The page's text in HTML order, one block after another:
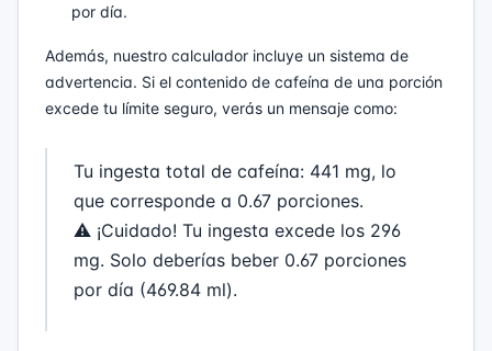
por día.
Además, nuestro calculador incluye un sistema de
advertencia. Si el contenido de cafeína de una porción
excede tu límite seguro, verás un mensaje como:
Tu ingesta total de cafeína: 441 mg, lo
que corresponde a 0.67 porciones.
⚠️ ¡Cuidado! Tu ingesta excede los 296
mg. Solo deberías beber 0.67 porciones
por día (469.84 ml).